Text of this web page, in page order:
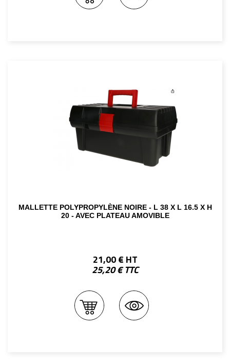
MALLETTE POLYPROPYLÈNE NOIRE - L 38 X L 16.5 X H
20 - AVEC PLATEAU AMOVIBLE
21,00 € HT
25,20 € TTC